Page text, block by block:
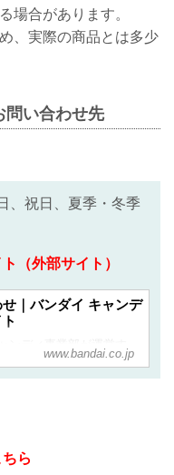
場合があります。
、実際の商品とは多少
問い合わせ先
、祝日、夏季・冬季
（外部サイト）
｜バンダイ キャンデ
し”の情報サイト
www.bandai.co.jp
ら